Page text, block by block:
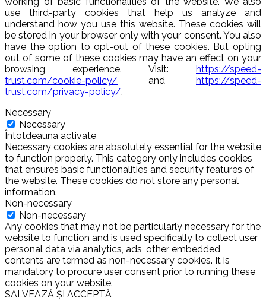
use third-party cookies that help us analyze and
understand how you use this website. These cookies will
be stored in your browser only with your consent. You also
have the option to opt-out of these cookies. But opting
out of some of these cookies may have an effect on your
browsing experience. Visit: https://speed-
trust.com/cookie-policy/ and https://speed-
trust.com/privacy-policy/.
Necessary
Necessary
Întotdeauna activate
Necessary cookies are absolutely essential for the website
to function properly. This category only includes cookies
that ensures basic functionalities and security features of
the website. These cookies do not store any personal
information.
Non-necessary
Non-necessary
Any cookies that may not be particularly necessary for the
website to function and is used specifically to collect user
personal data via analytics, ads, other embedded
contents are termed as non-necessary cookies. It is
mandatory to procure user consent prior to running these
cookies on your website.
SALVEAZĂ ȘI ACCEPTĂ